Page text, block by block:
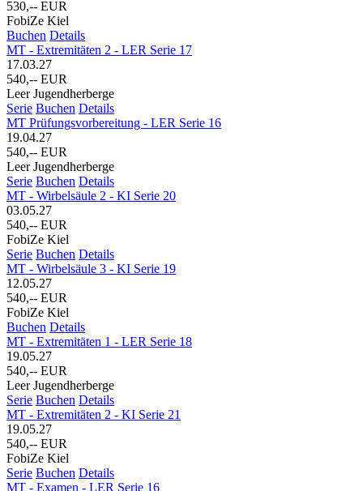
530,-- EUR
FobiZe Kiel
Buchen Details
MT - Extremitäten 2 - LER Serie 17
17.03.27
540,-- EUR
Leer Jugendherberge
Serie Buchen Details
MT Prüfungsvorbereitung - LER Serie 16
19.04.27
540,-- EUR
Leer Jugendherberge
Serie Buchen Details
MT - Wirbelsäule 2 - KI Serie 20
03.05.27
540,-- EUR
FobiZe Kiel
Serie Buchen Details
MT - Wirbelsäule 3 - KI Serie 19
12.05.27
540,-- EUR
FobiZe Kiel
Buchen Details
MT - Extremitäten 1 - LER Serie 18
19.05.27
540,-- EUR
Leer Jugendherberge
Serie Buchen Details
MT - Extremitäten 2 - KI Serie 21
19.05.27
540,-- EUR
FobiZe Kiel
Serie Buchen Details
MT - Examen - LER Serie 16